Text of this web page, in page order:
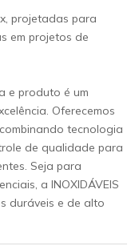
projetadas para
em projetos de
e produto é um
Oferecemos
tecnologia
de qualidade para
Seja para
a INOXIDÁVEIS
duráveis e de alto